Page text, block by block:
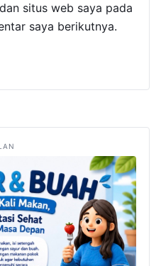
situs web saya pada
saya berikutnya.